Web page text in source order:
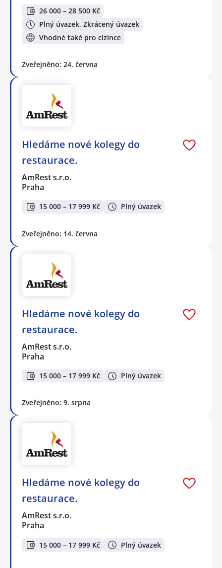
26 000 – 28 500 Kč
Plný úvazek, Zkrácený úvazek
Vhodné také pro cizince
Zveřejněno: 24. června
Hledáme nové kolegy do
restaurace.
AmRest s.r.o.
Praha
15 000 – 17 999 Kč Plný úvazek
Zveřejněno: 14. června
Hledáme nové kolegy do
restaurace.
AmRest s.r.o.
Praha
15 000 – 17 999 Kč Plný úvazek
Zveřejněno: 9. srpna
Hledáme nové kolegy do
restaurace.
AmRest s.r.o.
Praha
15 000 – 17 999 Kč Plný úvazek